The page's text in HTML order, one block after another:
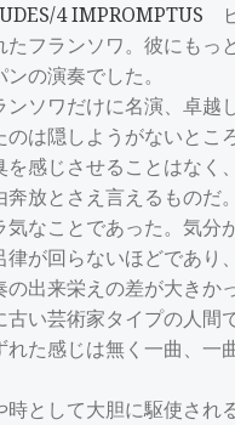
4 IMPROMPTUS
たフランソワ。彼にもっ
の演奏でした。
ソワだけに名演、卓越
は隠しようがないとこ
を感じさせることはなく
奔放とさえ言えるものだ
気なことであった。気分
律が回らないほどであり
出来栄えの差が大きか
古い芸術家タイプの人間
れた感じは無く一曲、一
として大胆に駆使され